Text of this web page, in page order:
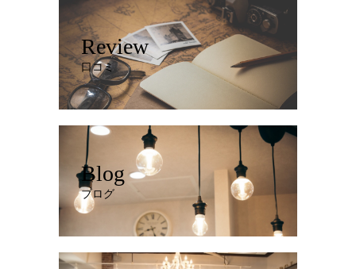
Review
口コミ
Blog
ブログ